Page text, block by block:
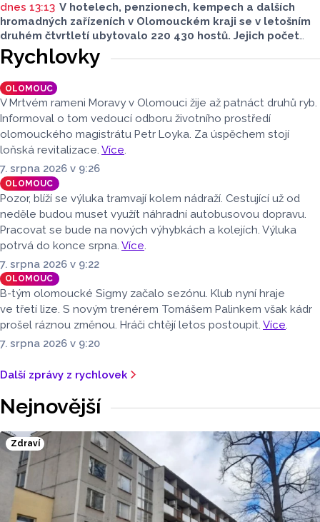
dnes 13:13 V hotelech, penzionech, kempech a dalších
hromadných zařízeních v Olomouckém kraji se v letošním
druhém čtvrtletí ubytovalo 220 430 hostů. Jejich počet
meziročně klesl o 1,2 procenta. Podle statistik však
přibylo ubytovaných cizinců, kterých bylo 45 548,
meziročně o 9,1 procenta více. Naopak domácích hostů
v regionu ubylo, kraj v tomto období navštívilo 174 882
turistů, což bylo meziročně o 3,6 procenta méně. Celkový
počet přenocování v kraji klesl o 4,7 procenta. Údaje
dnes zveřejnil Český statistický úřad (ČSÚ).
Rychlovky
OLOMOUC
V Mrtvém rameni Moravy v Olomouci žije až patnáct druhů ryb.
Informoval o tom vedoucí odboru životního prostředí
olomouckého magistrátu Petr Loyka. Za úspěchem stojí
loňská revitalizace. Více.
7. srpna 2026 v 9:26
OLOMOUC
Pozor, blíží se výluka tramvají kolem nádraží. Cestující už od
neděle budou muset využít náhradní autobusovou dopravu.
Pracovat se bude na nových výhybkách a kolejích. Výluka
potrvá do konce srpna. Více
7. srpna 2026 v 9:22
OLOMOUC
B-tým olomoucké Sigmy začalo sezónu. Klub nyní hraje
ve třetí lize. S novým trenérem Tomášem Palinkem však kádr
prošel ráznou změnou. Hráči chtějí letos postoupit. Více.
7. srpna 2026 v 9:20
Další zprávy z rychlovek
Nejnovější
Zdraví